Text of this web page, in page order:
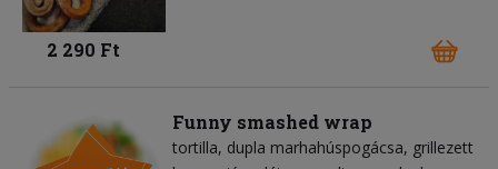
2 290 Ft
Funny smashed wrap
tortilla dupla marhahúspogácsa grillezett